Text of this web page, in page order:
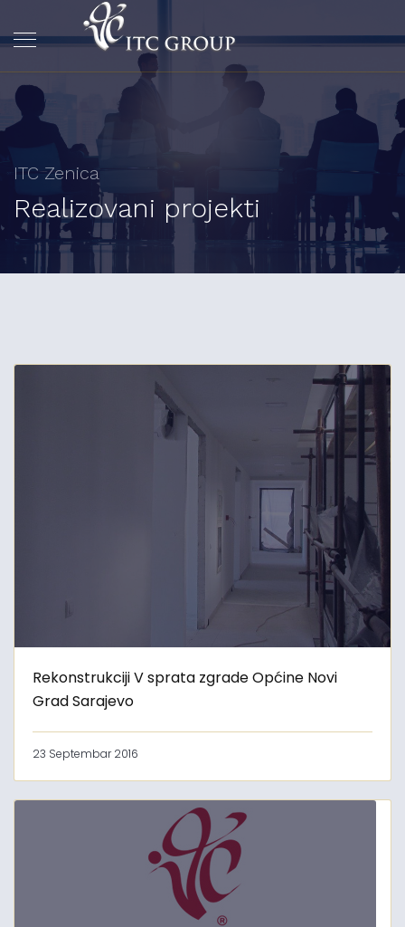
ITC Zenica
Realizovani projekti
Rekonstrukciji V sprata zgrade Općine Novi
Grad Sarajevo
23 Septembar 2016